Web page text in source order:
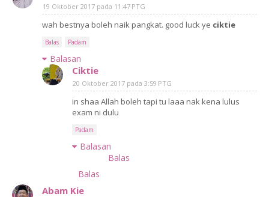
19 Oktober 2017 pada 11:47 PTG
wah bestnya boleh naik pangkat. good luck ye ciktie
Balas Padam
Balasan
Ciktie
20 Oktober 2017 pada 3:59 PTG
in shaa Allah boleh tapi tu laaa nak kena lulus
exam ni dulu
Padam
Balasan
Balas
Balas
Abam Kie